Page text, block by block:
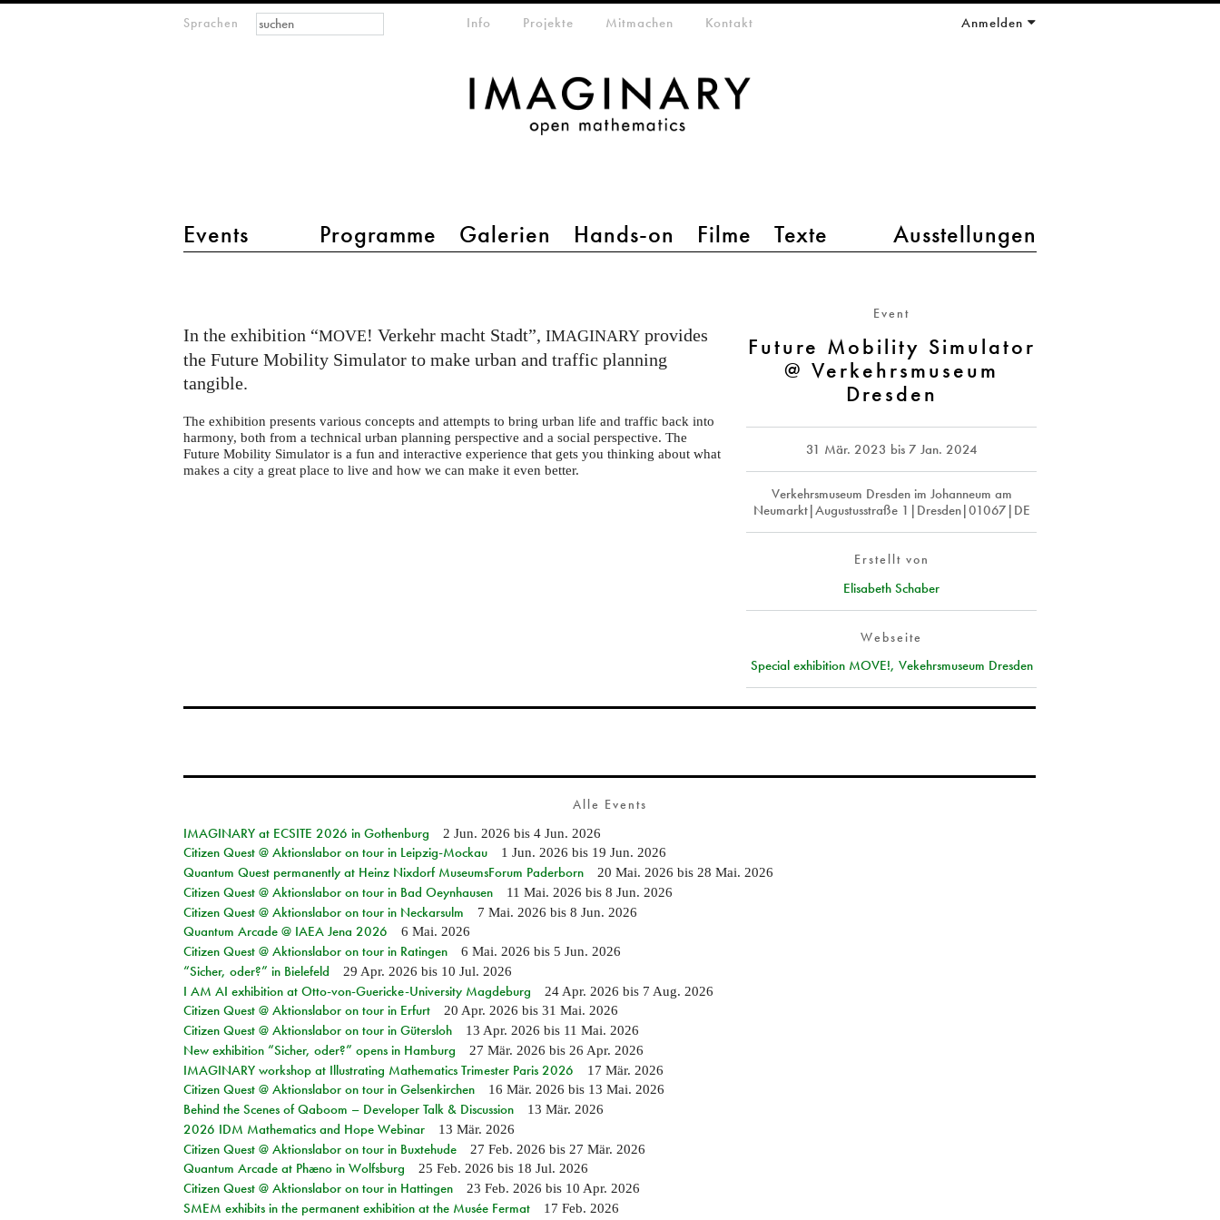
Sprachen
Hauptmenü 2
Events Programme Galerien Hands-on Filme Texte Ausstellungen
Info Projekte Mitmachen Kontakt Anmelden
Suchformular
Suche
Simulator
@
Verkehrsmuseum
Event
Future Mobility Simulator
@ Verkehrsmuseum
Dresden
31 Mär. 2023 bis 7 Jan. 2024
Verkehrsmuseum Dresden im Johanneum am
Neumarkt|Augustusstraße 1|Dresden|01067|DE
Erstellt von
Elisabeth Schaber
Webseite
Special exhibition MOVE!, Vekehrsmuseum Dresden
In the exhibition “MOVE! Verkehr macht Stadt”,IMAGINARY provides
the Future Mobility Simulator to make urban and traffic planning
tangible.
The exhibition presents various concepts and attempts to bring urban life and traffic back into
harmony, both from a technical urban planning perspective and a social perspective. The
Future Mobility Simulator is a fun and interactive experience that gets you thinking about what
makes a city a great place to live and how we can make it even better.
Alle Events
IMAGINARY at ECSITE 2026 in Gothenburg
2 Jun. 2026 bis 4 Jun. 2026
Citizen Quest @ Aktionslabor on tour in Leipzig-Mockau 1 Jun. 2026 bis 19 Jun. 2026
Quantum Quest permanently at Heinz Nixdorf MuseumsForum Paderborn 20 Mai. 2026 bis 28 Mai. 2026
Citizen Quest @ Aktionslabor on tour in Bad Oeynhausen 11 Mai. 2026 bis 8 Jun. 2026
Citizen Quest @ Aktionslabor on tour in Neckarsulm 7 Mai. 2026 bis 8 Jun. 2026
Quantum Arcade @ IAEA Jena 2026 6 Mai. 2026
Citizen Quest @ Aktionslabor on tour in Ratingen 6 Mai. 2026 bis 5 Jun. 2026
“Sicher, oder?” in Bielefeld 29 Apr. 2026 bis 10 Jul. 2026
I AM AI exhibition at Otto-von-Guericke-University Magdeburg 24 Apr. 2026 bis 7 Aug. 2026
Citizen Quest @ Aktionslabor on tour in Erfurt 20 Apr. 2026 bis 31 Mai. 2026
Citizen Quest @ Aktionslabor on tour in Gütersloh 13 Apr. 2026 bis 11 Mai. 2026
New exhibition “Sicher, oder?” opens in Hamburg 27 Mär. 2026 bis 26 Apr. 2026
IMAGINARY workshop at Illustrating Mathematics Trimester Paris 2026 17 Mär. 2026
Citizen Quest @ Aktionslabor on tour in Gelsenkirchen 16 Mär. 2026 bis 13 Mai. 2026
Behind the Scenes of Qaboom – Developer Talk & Discussion 13 Mär. 2026
2026 IDM Mathematics and Hope Webinar 13 Mär. 2026
Citizen Quest @ Aktionslabor on tour in Buxtehude 27 Feb. 2026 bis 27 Mär. 2026
Quantum Arcade at Phæno in Wolfsburg 25 Feb. 2026 bis 18 Jul. 2026
Citizen Quest @ Aktionslabor on tour in Hattingen 23 Feb. 2026 bis 10 Apr. 2026
SMEM exhibits in the permanent exhibition at the Musée Fermat 17 Feb. 2026